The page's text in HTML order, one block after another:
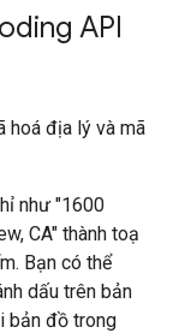
API
hoá địa lý và mã
như "1600
CA" thành toạ
Bạn có thể
dấu trên bản
bản đồ trong